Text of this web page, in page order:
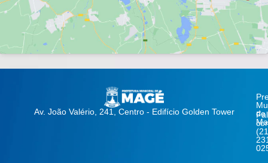
Av. João Valério, 241, Centro - Edifício Golden Tower
de